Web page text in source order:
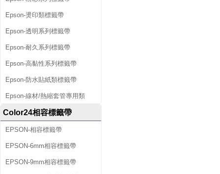
Epson-燙印類標籤帶
Epson-透明系列標籤帶
Epson-耐久系列標籤帶
Epson-高黏性系列標籤帶
Epson-防水貼紙類標籤帶
Epson-線材/熱縮套管專用類
Color24相容標籤帶
EPSON-相容標籤帶
EPSON-6mm相容標籤帶
EPSON-9mm相容標籤帶